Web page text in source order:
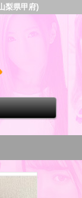
梨県甲府)